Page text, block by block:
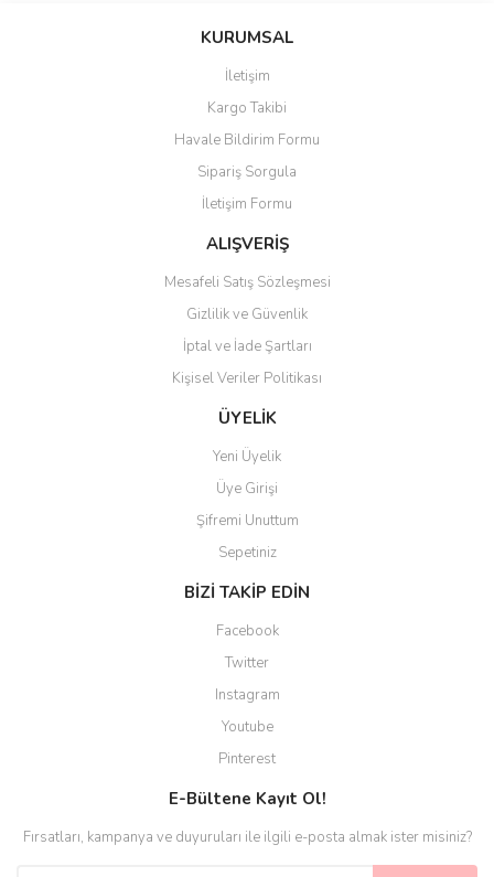
Bu ürüne ilk yorumu siz yapın!
Ürün resmi kalitesiz, bozuk veya görüntülenemiyor.
Ürün açıklamasında eksik bilgiler bulunuyor.
Ürün bilgilerinde hatalar bulunuyor.
Ürün fiyatı diğer sitelerden daha pahalı.
Bu ürüne benzer farklı alternatifler olmalı.
Gönder
KURUMSAL
İletişim
Kargo Takibi
Havale Bildirim Formu
Sipariş Sorgula
İletişim Formu
ALIŞVERİŞ
Mesafeli Satış Sözleşmesi
Gizlilik ve Güvenlik
İptal ve İade Şartları
Kişisel Veriler Politikası
ÜYELİK
Yeni Üyelik
Üye Girişi
Şifremi Unuttum
Sepetiniz
BİZİ TAKİP EDİN
Facebook
Twitter
Instagram
Youtube
Pinterest
E-Bültene Kayıt Ol!
Fırsatları, kampanya ve duyuruları ile ilgili e-posta almak ister misiniz?